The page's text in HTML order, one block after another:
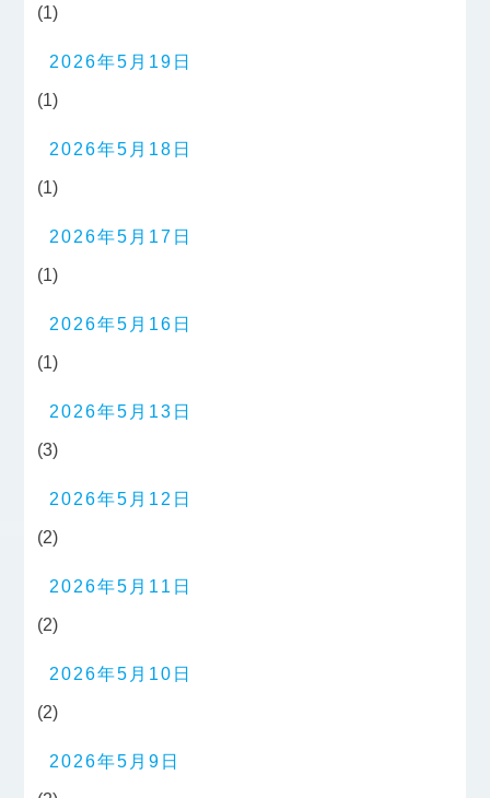
(1)
2026年5月19日
(1)
2026年5月18日
(1)
2026年5月17日
(1)
2026年5月16日
(1)
2026年5月13日
(3)
2026年5月12日
(2)
2026年5月11日
(2)
2026年5月10日
(2)
2026年5月9日